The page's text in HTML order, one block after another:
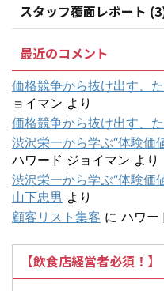
スタッフ覆面レポート
最近のコメント
価格競争から抜け出す、
ョイマン より
価格競争から抜け出す、
渋沢栄一から学ぶ“体験価
ハワード ジョイマン より
渋沢栄一から学ぶ“体験価
山下忠男 より
顧客リスト集客 に ハワー
【飲食店経営者必須！】